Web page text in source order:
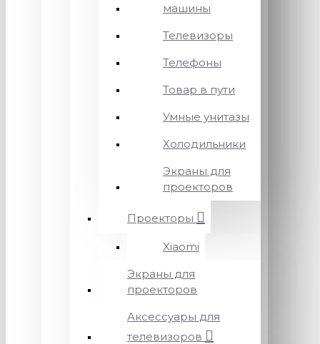
машины
Телевизоры
Телефоны
Товар в пути
Умные унитазы
Холодильники
Экраны для
проекторов
Проекторы
Xiaomi
Экраны для
проекторов
Аксессуары для
телевизоров